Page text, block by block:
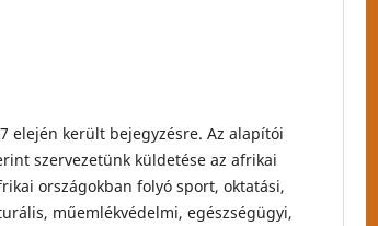
elején került bejegyzésre. Az alapítói
szervezetünk küldetése az afrikai
országokban folyó sport, oktatási,
műemlékvédelmi, egészségügyi,